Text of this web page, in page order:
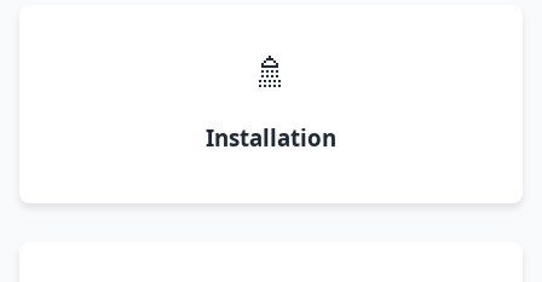
🚿
Installation